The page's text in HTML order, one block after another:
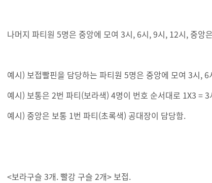
나머지 파티원 5명은 중앙에 모여 3시, 6시, 9시, 12시, 중앙
예시) 보접빨핀을 담당하는 파티원 5명은 중앙에 모여 3시,
예시) 보통은 2번 파티(보라색) 4명이 번호 순서대로 1X3 =
예시) 중앙은 보통 1번 파티(초록색) 공대장이 담당함.
<보라구슬 3개. 빨강 구슬 2개> 보접.